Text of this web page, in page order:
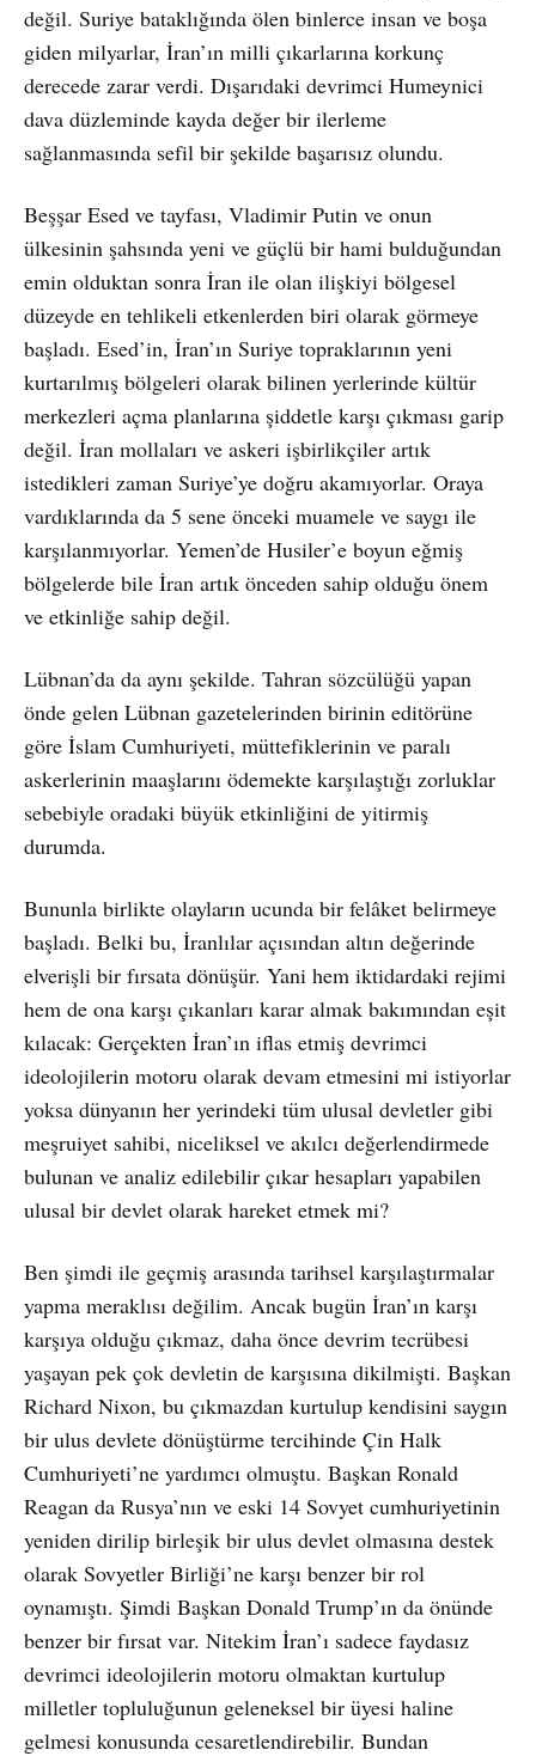
değil. Suriye bataklığında ölen binlerce insan ve boşa
giden milyarlar, İran’ın milli çıkarlarına korkunç
derecede zarar verdi. Dışarıdaki devrimci Humeynici
dava düzleminde kayda değer bir ilerleme
sağlanmasında sefil bir şekilde başarısız olundu.
Beşşar Esed ve tayfası, Vladimir Putin ve onun
ülkesinin şahsında yeni ve güçlü bir hami bulduğundan
emin olduktan sonra İran ile olan ilişkiyi bölgesel
düzeyde en tehlikeli etkenlerden biri olarak görmeye
başladı. Esed’in, İran’ın Suriye topraklarının yeni
kurtarılmış bölgeleri olarak bilinen yerlerinde kültür
merkezleri açma planlarına şiddetle karşı çıkması garip
değil. İran mollaları ve askeri işbirlikçiler artık
istedikleri zaman Suriye’ye doğru akamıyorlar. Oraya
vardıklarında da 5 sene önceki muamele ve saygı ile
karşılanmıyorlar. Yemen’de Husiler’e boyun eğmiş
bölgelerde bile İran artık önceden sahip olduğu önem
ve etkinliğe sahip değil.
Lübnan’da da aynı şekilde. Tahran sözcülüğü yapan
önde gelen Lübnan gazetelerinden birinin editörüne
göre İslam Cumhuriyeti, müttefiklerinin ve paralı
askerlerinin maaşlarını ödemekte karşılaştığı zorluklar
sebebiyle oradaki büyük etkinliğini de yitirmiş
durumda.
Bununla birlikte olayların ucunda bir felâket belirmeye
başladı. Belki bu, İranlılar açısından altın değerinde
elverişli bir fırsata dönüşür. Yani hem iktidardaki rejimi
hem de ona karşı çıkanları karar almak bakımından eşit
kılacak: Gerçekten İran’ın iflas etmiş devrimci
ideolojilerin motoru olarak devam etmesini mi istiyorlar
yoksa dünyanın her yerindeki tüm ulusal devletler gibi
meşruiyet sahibi, niceliksel ve akılcı değerlendirmede
bulunan ve analiz edilebilir çıkar hesapları yapabilen
ulusal bir devlet olarak hareket etmek mi?
Ben şimdi ile geçmiş arasında tarihsel karşılaştırmalar
yapma meraklısı değilim. Ancak bugün İran’ın karşı
karşıya olduğu çıkmaz, daha önce devrim tecrübesi
yaşayan pek çok devletin de karşısına dikilmişti. Başkan
Richard Nixon, bu çıkmazdan kurtulup kendisini saygın
bir ulus devlete dönüştürme tercihinde Çin Halk
Cumhuriyeti’ne yardımcı olmuştu. Başkan Ronald
Reagan da Rusya’nın ve eski 14 Sovyet cumhuriyetinin
yeniden dirilip birleşik bir ulus devlet olmasına destek
olarak Sovyetler Birliği’ne karşı benzer bir rol
oynamıştı. Şimdi Başkan Donald Trump’ın da önünde
benzer bir fırsat var. Nitekim İran’ı sadece faydasız
devrimci ideolojilerin motoru olmaktan kurtulup
milletler topluluğunun geleneksel bir üyesi haline
gelmesi konusunda cesaretlendirebilir. Bundan